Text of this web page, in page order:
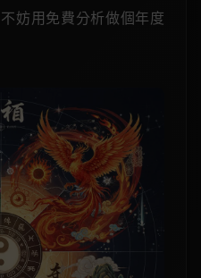
妨用免費分析做個年度